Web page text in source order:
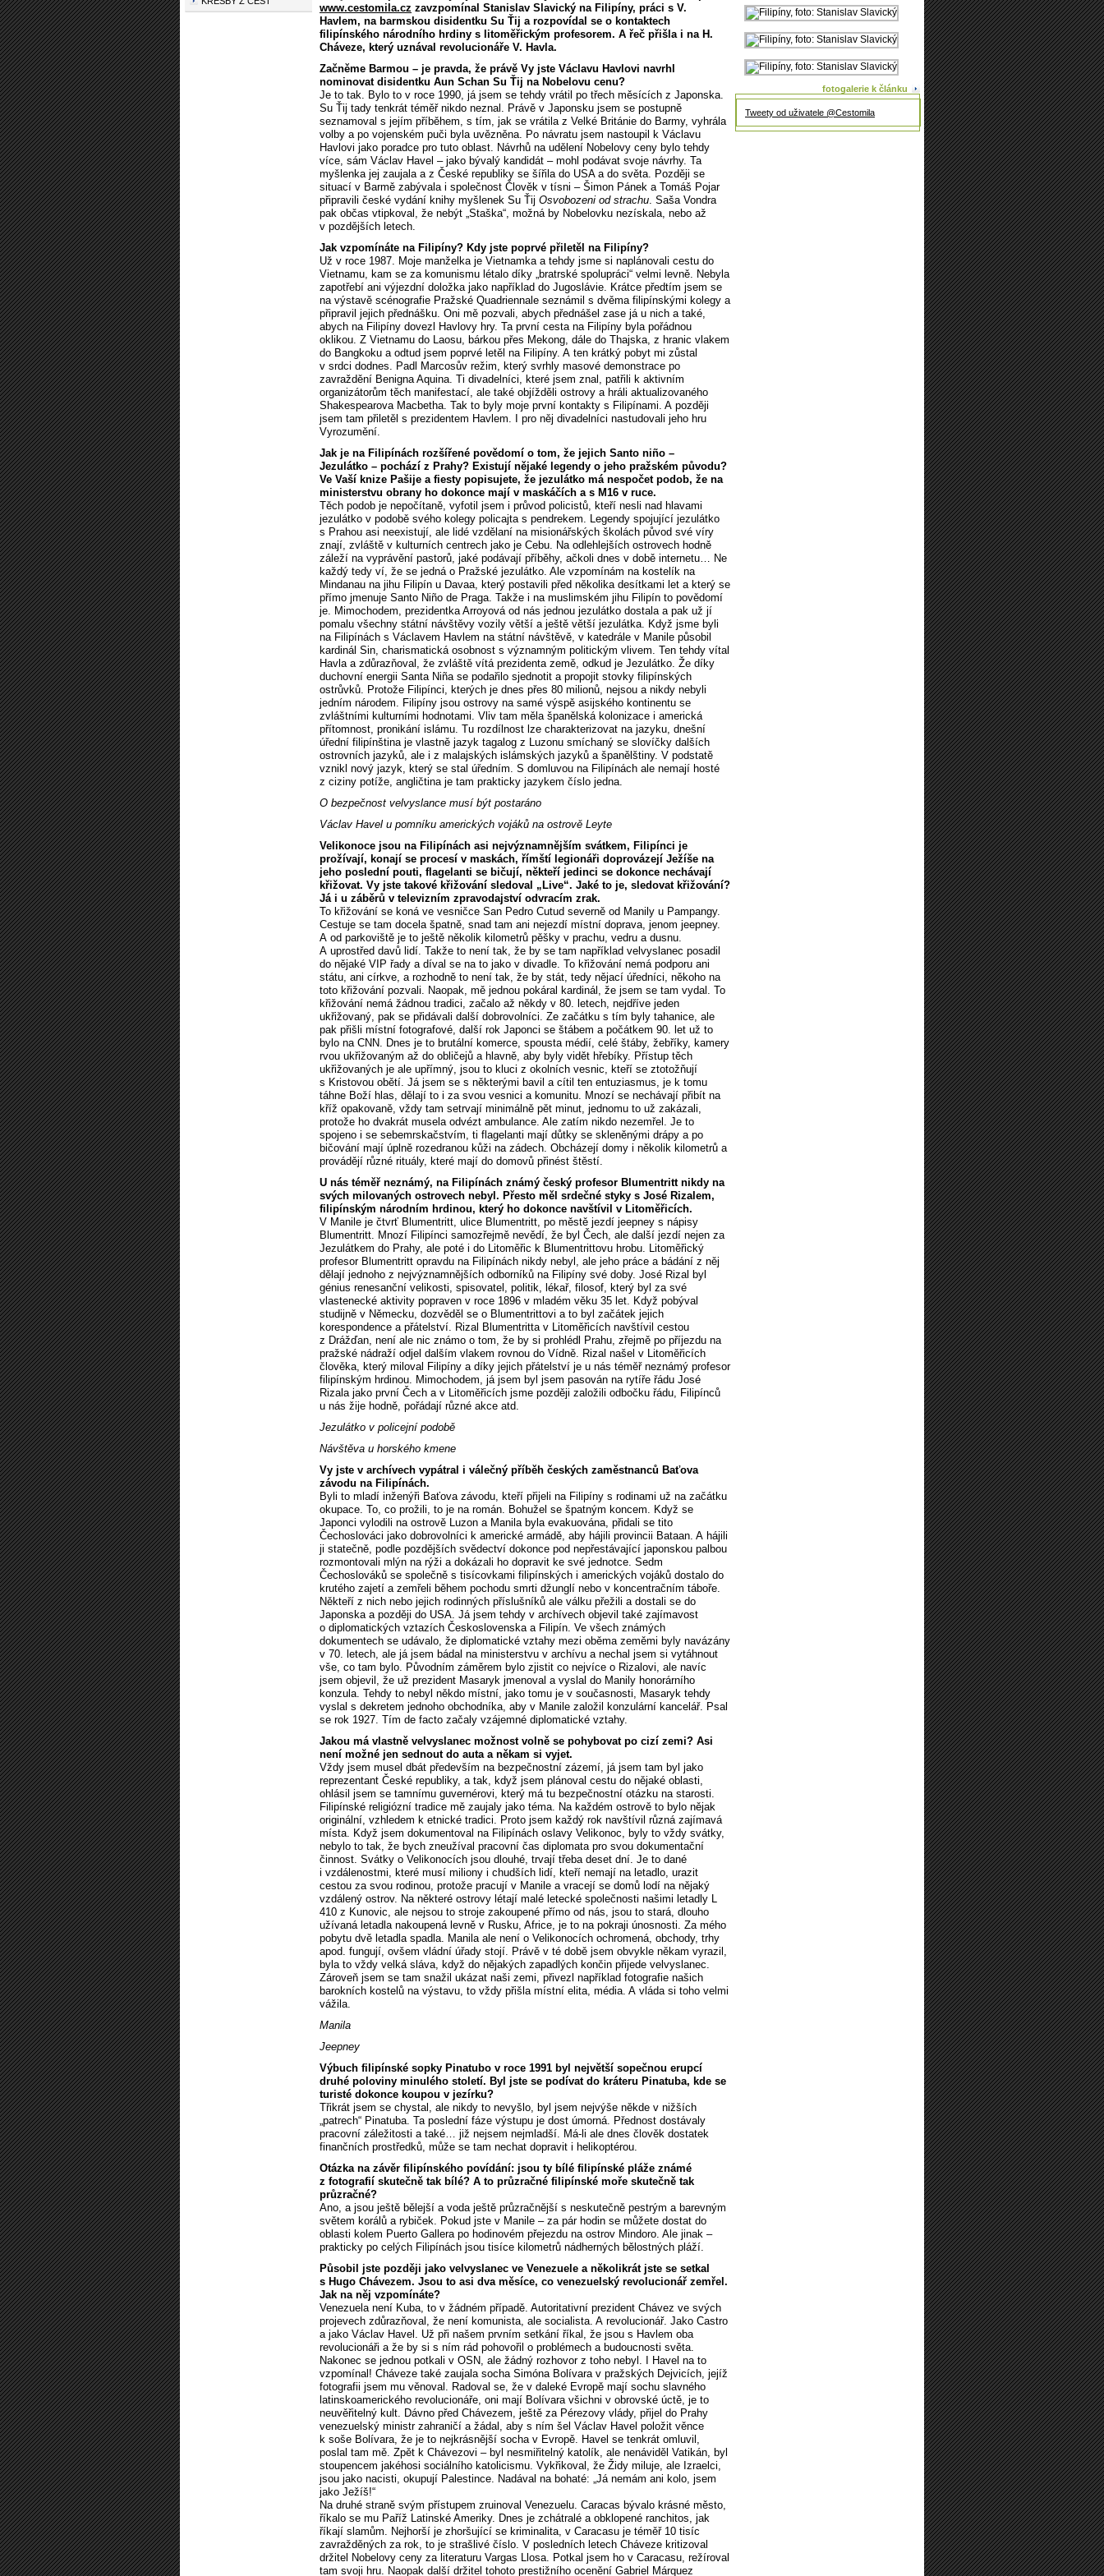
www.cestomila.cz zavzpomínal Stanislav Slavický na Filipíny, práci s V.
Havlem, na barmskou disidentku Su Ťij a rozpovídal se o kontaktech
filipínského národního hrdiny s litoměřickým profesorem. A řeč přišla i na H.
Cháveze, který uznával revolucionáře V. Havla.
Začněme Barmou – je pravda, že právě Vy jste Václavu Havlovi navrhl
nominovat disidentku Aun Schan Su Ťij na Nobelovu cenu?
Je to tak. Bylo to v roce 1990, já jsem se tehdy vrátil po třech měsících z Japonska.
Su Ťij tady tenkrát téměř nikdo neznal. Právě v Japonsku jsem se postupně
seznamoval s jejím příběhem, s tím, jak se vrátila z Velké Británie do Barmy, vyhrála
volby a po vojenském puči byla uvězněna. Po návratu jsem nastoupil k Václavu
Havlovi jako poradce pro tuto oblast. Návrhů na udělení Nobelovy ceny bylo tehdy
více, sám Václav Havel – jako bývalý kandidát – mohl podávat svoje návrhy. Ta
myšlenka jej zaujala a z České republiky se šířila do USA a do světa. Později se
situací v Barmě zabývala i společnost Člověk v tísni – Šimon Pánek a Tomáš Pojar
připravili české vydání knihy myšlenek Su Ťij Osvobozeni od strachu. Saša Vondra
pak občas vtipkoval, že nebýt „Staška“, možná by Nobelovku nezískala, nebo až
v pozdějších letech.
Jak vzpomínáte na Filipíny? Kdy jste poprvé přiletěl na Filipíny?
Už v roce 1987. Moje manželka je Vietnamka a tehdy jsme si naplánovali cestu do
Vietnamu, kam se za komunismu létalo díky „bratrské spolupráci“ velmi levně. Nebyla
zapotřebí ani výjezdní doložka jako například do Jugoslávie. Krátce předtím jsem se
na výstavě scénografie Pražské Quadriennale seznámil s dvěma filipínskými kolegy a
připravil jejich přednášku. Oni mě pozvali, abych přednášel zase já u nich a také,
abych na Filipíny dovezl Havlovy hry. Ta první cesta na Filipíny byla pořádnou
oklikou. Z Vietnamu do Laosu, bárkou přes Mekong, dále do Thajska, z hranic vlakem
do Bangkoku a odtud jsem poprvé letěl na Filipíny. A ten krátký pobyt mi zůstal
v srdci dodnes. Padl Marcosův režim, který svrhly masové demonstrace po
zavraždění Benigna Aquina. Ti divadelníci, které jsem znal, patřili k aktivním
organizátorům těch manifestací, ale také objížděli ostrovy a hráli aktualizovaného
Shakespearova Macbetha. Tak to byly moje první kontakty s Filipínami. A později
jsem tam přiletěl s prezidentem Havlem. I pro něj divadelníci nastudovali jeho hru
Vyrozumění.
Jak je na Filipínách rozšířené povědomí o tom, že jejich Santo niño –
Jezulátko – pochází z Prahy? Existují nějaké legendy o jeho pražském původu?
Ve Vaší knize Pašije a fiesty popisujete, že jezulátko má nespočet podob, že na
ministerstvu obrany ho dokonce mají v maskáčích a s M16 v ruce.
Těch podob je nepočítaně, vyfotil jsem i průvod policistů, kteří nesli nad hlavami
jezulátko v podobě svého kolegy policajta s pendrekem. Legendy spojující jezulátko
s Prahou asi neexistují, ale lidé vzdělaní na misionářských školách původ své víry
znají, zvláště v kulturních centrech jako je Cebu. Na odlehlejších ostrovech hodně
záleží na vyprávění pastorů, jaké podávají příběhy, ačkoli dnes v době internetu… Ne
každý tedy ví, že se jedná o Pražské jezulátko. Ale vzpomínám na kostelík na
Mindanau na jihu Filipín u Davaa, který postavili před několika desítkami let a který se
přímo jmenuje Santo Niño de Praga. Takže i na muslimském jihu Filipín to povědomí
je. Mimochodem, prezidentka Arroyová od nás jednou jezulátko dostala a pak už jí
pomalu všechny státní návštěvy vozily větší a ještě větší jezulátka. Když jsme byli
na Filipínách s Václavem Havlem na státní návštěvě, v katedrále v Manile působil
kardinál Sin, charismatická osobnost s významným politickým vlivem. Ten tehdy vítal
Havla a zdůrazňoval, že zvláště vítá prezidenta země, odkud je Jezulátko. Že díky
duchovní energii Santa Niña se podařilo sjednotit a propojit stovky filipínských
ostrůvků. Protože Filipínci, kterých je dnes přes 80 milionů, nejsou a nikdy nebyli
jedním národem. Filipíny jsou ostrovy na samé výspě asijského kontinentu se
zvláštními kulturními hodnotami. Vliv tam měla španělská kolonizace i americká
přítomnost, pronikání islámu. Tu rozdílnost lze charakterizovat na jazyku, dnešní
úřední filipínština je vlastně jazyk tagalog z Luzonu smíchaný se slovíčky dalších
ostrovních jazyků, ale i z malajských islámských jazyků a španělštiny. V podstatě
vznikl nový jazyk, který se stal úředním. S domluvou na Filipínách ale nemají hosté
z ciziny potíže, angličtina je tam prakticky jazykem číslo jedna.
O bezpečnost velvyslance musí být postaráno
Václav Havel u pomníku amerických vojáků na ostrově Leyte
Velikonoce jsou na Filipínách asi nejvýznamnějším svátkem, Filipínci je
prožívají, konají se procesí v maskách, římští legionáři doprovázejí Ježíše na
jeho poslední pouti, flagelanti se bičují, někteří jedinci se dokonce nechávají
křižovat. Vy jste takové křižování sledoval „Live“. Jaké to je, sledovat křižování?
Já i u záběrů v televizním zpravodajství odvracím zrak.
To křižování se koná ve vesničce San Pedro Cutud severně od Manily u Pampangy.
Cestuje se tam docela špatně, snad tam ani nejezdí místní doprava, jenom jeepney.
A od parkoviště je to ještě několik kilometrů pěšky v prachu, vedru a dusnu.
A uprostřed davů lidí. Takže to není tak, že by se tam například velvyslanec posadil
do nějaké VIP řady a díval se na to jako v divadle. To křižování nemá podporu ani
státu, ani církve, a rozhodně to není tak, že by stát, tedy nějací úředníci, někoho na
toto křižování pozvali. Naopak, mě jednou pokáral kardinál, že jsem se tam vydal. To
křižování nemá žádnou tradici, začalo až někdy v 80. letech, nejdříve jeden
ukřižovaný, pak se přidávali další dobrovolníci. Ze začátku s tím byly tahanice, ale
pak přišli místní fotografové, další rok Japonci se štábem a počátkem 90. let už to
bylo na CNN. Dnes je to brutální komerce, spousta médií, celé štáby, žebříky, kamery
rvou ukřižovaným až do obličejů a hlavně, aby byly vidět hřebíky. Přístup těch
ukřižovaných je ale upřímný, jsou to kluci z okolních vesnic, kteří se ztotožňují
s Kristovou obětí. Já jsem se s některými bavil a cítil ten entuziasmus, je k tomu
táhne Boží hlas, dělají to i za svou vesnici a komunitu. Mnozí se nechávají přibít na
kříž opakovaně, vždy tam setrvají minimálně pět minut, jednomu to už zakázali,
protože ho dvakrát musela odvézt ambulance. Ale zatím nikdo nezemřel. Je to
spojeno i se sebemrskačstvím, ti flagelanti mají důtky se skleněnými drápy a po
bičování mají úplně rozedranou kůži na zádech. Obcházejí domy i několik kilometrů a
provádějí různé rituály, které mají do domovů přinést štěstí.
U nás téměř neznámý, na Filipínách známý český profesor Blumentritt nikdy na
svých milovaných ostrovech nebyl. Přesto měl srdečné styky s José Rizalem,
filipínským národním hrdinou, který ho dokonce navštívil v Litoměřicích.
V Manile je čtvrť Blumentritt, ulice Blumentritt, po městě jezdí jeepney s nápisy
Blumentritt. Mnozí Filipínci samozřejmě nevědí, že byl Čech, ale další jezdí nejen za
Jezulátkem do Prahy, ale poté i do Litoměřic k Blumentrittovu hrobu. Litoměřický
profesor Blumentritt opravdu na Filipínách nikdy nebyl, ale jeho práce a bádání z něj
dělají jednoho z nejvýznamnějších odborníků na Filipíny své doby. José Rizal byl
génius renesanční velikosti, spisovatel, politik, lékař, filosof, který byl za své
vlastenecké aktivity popraven v roce 1896 v mladém věku 35 let. Když pobýval
studijně v Německu, dozvěděl se o Blumentrittovi a to byl začátek jejich
korespondence a přátelství. Rizal Blumentritta v Litoměřicích navštívil cestou
z Drážďan, není ale nic známo o tom, že by si prohlédl Prahu, zřejmě po příjezdu na
pražské nádraží odjel dalším vlakem rovnou do Vídně. Rizal našel v Litoměřicích
člověka, který miloval Filipíny a díky jejich přátelství je u nás téměř neznámý profesor
filipínským hrdinou. Mimochodem, já jsem byl jsem pasován na rytíře řádu José
Rizala jako první Čech a v Litoměřicích jsme později založili odbočku řádu, Filipínců
u nás žije hodně, pořádají různé akce atd.
Jezulátko v policejní podobě
Návštěva u horského kmene
Vy jste v archívech vypátral i válečný příběh českých zaměstnanců Baťova
závodu na Filipínách.
Byli to mladí inženýři Baťova závodu, kteří přijeli na Filipíny s rodinami už na začátku
okupace. To, co prožili, to je na román. Bohužel se špatným koncem. Když se
Japonci vylodili na ostrově Luzon a Manila byla evakuována, přidali se tito
Čechoslováci jako dobrovolníci k americké armádě, aby hájili provincii Bataan. A hájili
ji statečně, podle pozdějších svědectví dokonce pod nepřestávající japonskou palbou
rozmontovali mlýn na rýži a dokázali ho dopravit ke své jednotce. Sedm
Čechoslováků se společně s tisícovkami filipínských i amerických vojáků dostalo do
krutého zajetí a zemřeli během pochodu smrti džunglí nebo v koncentračním táboře.
Někteří z nich nebo jejich rodinných příslušníků ale válku přežili a dostali se do
Japonska a později do USA. Já jsem tehdy v archívech objevil také zajímavost
o diplomatických vztazích Československa a Filipín. Ve všech známých
dokumentech se udávalo, že diplomatické vztahy mezi oběma zeměmi byly navázány
v 70. letech, ale já jsem bádal na ministerstvu v archívu a nechal jsem si vytáhnout
vše, co tam bylo. Původním záměrem bylo zjistit co nejvíce o Rizalovi, ale navíc
jsem objevil, že už prezident Masaryk jmenoval a vyslal do Manily honorárního
konzula. Tehdy to nebyl někdo místní, jako tomu je v současnosti, Masaryk tehdy
vyslal s dekretem jednoho obchodníka, aby v Manile založil konzulární kancelář. Psal
se rok 1927. Tím de facto začaly vzájemné diplomatické vztahy.
Jakou má vlastně velvyslanec možnost volně se pohybovat po cizí zemi? Asi
není možné jen sednout do auta a někam si vyjet.
Vždy jsem musel dbát především na bezpečnostní zázemí, já jsem tam byl jako
reprezentant České republiky, a tak, když jsem plánoval cestu do nějaké oblasti,
ohlásil jsem se tamnímu guvernérovi, který má tu bezpečnostní otázku na starosti.
Filipínské religiózní tradice mě zaujaly jako téma. Na každém ostrově to bylo nějak
originální, vzhledem k etnické tradici. Proto jsem každý rok navštívil různá zajímavá
místa. Když jsem dokumentoval na Filipínách oslavy Velikonoc, byly to vždy svátky,
nebylo to tak, že bych zneužíval pracovní čas diplomata pro svou dokumentační
činnost. Svátky o Velikonocích jsou dlouhé, trvají třeba deset dní. Je to dané
i vzdálenostmi, které musí miliony i chudších lidí, kteří nemají na letadlo, urazit
cestou za svou rodinou, protože pracují v Manile a vracejí se domů lodí na nějaký
vzdálený ostrov. Na některé ostrovy létají malé letecké společnosti našimi letadly L
410 z Kunovic, ale nejsou to stroje zakoupené přímo od nás, jsou to stará, dlouho
užívaná letadla nakoupená levně v Rusku, Africe, je to na pokraji únosnosti. Za mého
pobytu dvě letadla spadla. Manila ale není o Velikonocích ochromená, obchody, trhy
apod. fungují, ovšem vládní úřady stojí. Právě v té době jsem obvykle někam vyrazil,
byla to vždy velká sláva, když do nějakých zapadlých končin přijede velvyslanec.
Zároveň jsem se tam snažil ukázat naši zemi, přivezl například fotografie našich
barokních kostelů na výstavu, to vždy přišla místní elita, média. A vláda si toho velmi
vážila.
Manila
Jeepney
Výbuch filipínské sopky Pinatubo v roce 1991 byl největší sopečnou erupcí
druhé poloviny minulého století. Byl jste se podívat do kráteru Pinatuba, kde se
turisté dokonce koupou v jezírku?
Třikrát jsem se chystal, ale nikdy to nevyšlo, byl jsem nejvýše někde v nižších
„patrech“ Pinatuba. Ta poslední fáze výstupu je dost úmorná. Přednost dostávaly
pracovní záležitosti a také… již nejsem nejmladší. Má-li ale dnes člověk dostatek
finančních prostředků, může se tam nechat dopravit i helikoptérou.
Otázka na závěr filipínského povídání: jsou ty bílé filipínské pláže známé
z fotografií skutečně tak bílé? A to průzračné filipínské moře skutečně tak
průzračné?
Ano, a jsou ještě bělejší a voda ještě průzračnější s neskutečně pestrým a barevným
světem korálů a rybiček. Pokud jste v Manile – za pár hodin se můžete dostat do
oblasti kolem Puerto Gallera po hodinovém přejezdu na ostrov Mindoro. Ale jinak –
prakticky po celých Filipínách jsou tisíce kilometrů nádherných bělostných pláží.
Působil jste později jako velvyslanec ve Venezuele a několikrát jste se setkal
s Hugo Chávezem. Jsou to asi dva měsíce, co venezuelský revolucionář zemřel.
Jak na něj vzpomínáte?
Venezuela není Kuba, to v žádném případě. Autoritativní prezident Chávez ve svých
projevech zdůrazňoval, že není komunista, ale socialista. A revolucionář. Jako Castro
a jako Václav Havel. Už při našem prvním setkání říkal, že jsou s Havlem oba
revolucionáři a že by si s ním rád pohovořil o problémech a budoucnosti světa.
Nakonec se jednou potkali v OSN, ale žádný rozhovor z toho nebyl. I Havel na to
vzpomínal! Cháveze také zaujala socha Simóna Bolívara v pražských Dejvicích, jejíž
fotografii jsem mu věnoval. Radoval se, že v daleké Evropě mají sochu slavného
latinskoamerického revolucionáře, oni mají Bolívara všichni v obrovské úctě, je to
neuvěřitelný kult. Dávno před Chávezem, ještě za Pérezovy vlády, přijel do Prahy
venezuelský ministr zahraničí a žádal, aby s ním šel Václav Havel položit věnce
k soše Bolívara, že je to nejkrásnější socha v Evropě. Havel se tenkrát omluvil,
poslal tam mě. Zpět k Chávezovi – byl nesmiřitelný katolík, ale nenáviděl Vatikán, byl
stoupencem jakéhosi sociálního katolicismu. Vykřikoval, že Židy miluje, ale Izraelci,
jsou jako nacisti, okupují Palestince. Nadával na bohaté: „Já nemám ani kolo, jsem
jako Ježíš!“
Na druhé straně svým přístupem zruinoval Venezuelu. Caracas bývalo krásné město,
říkalo se mu Paříž Latinské Ameriky. Dnes je zchátralé a obklopené ranchitos, jak
říkají slamům. Nejhorší je zhoršující se kriminalita, v Caracasu je téměř 10 tisíc
zavražděných za rok, to je strašlivé číslo. V posledních letech Cháveze kritizoval
držitel Nobelovy ceny za literaturu Vargas Llosa. Potkal jsem ho v Caracasu, režíroval
tam svoji hru. Naopak další držitel tohoto prestižního ocenění Gabriel Márquez
fotogalerie k článku
Tweety od uživatele @Cestomila